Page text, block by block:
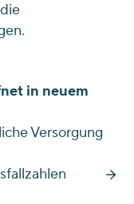
in neuem
Versorgung